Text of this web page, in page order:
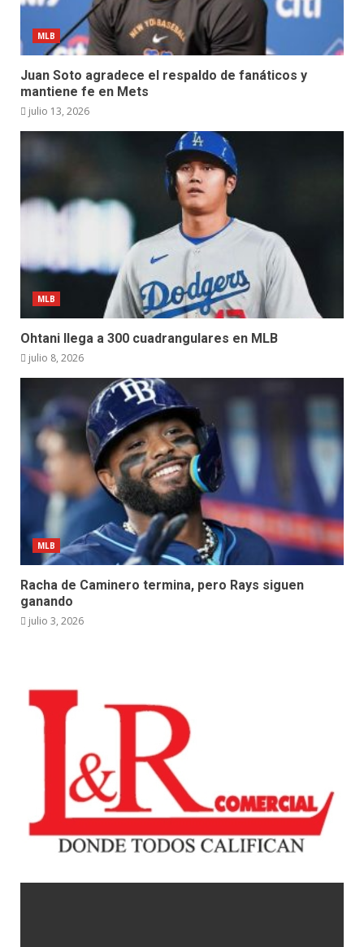
MLB
Juan Soto agradece el respaldo de fanáticos y
mantiene fe en Mets
julio 13, 2026
MLB
Ohtani llega a 300 cuadrangulares en MLB
julio 8, 2026
MLB
Racha de Caminero termina, pero Rays siguen
ganando
julio 3, 2026